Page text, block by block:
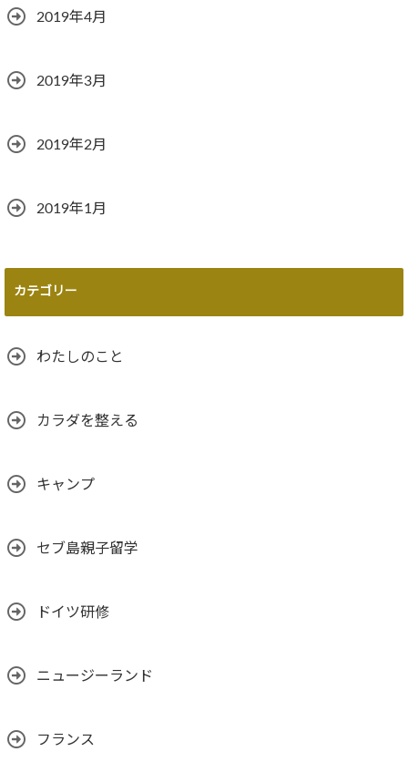
2019年4月
2019年3月
2019年2月
2019年1月
カテゴリー
わたしのこと
カラダを整える
キャンプ
セブ島親子留学
ドイツ研修
ニュージーランド
フランス